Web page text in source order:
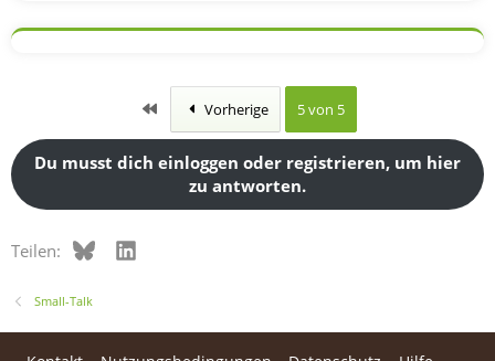
k
n
Erste Vorherige 5 von 5
Du musst dich einloggen oder registrieren, um hier
zu antworten.
Teilen: BlueskyLinkedIn
Small-Talk